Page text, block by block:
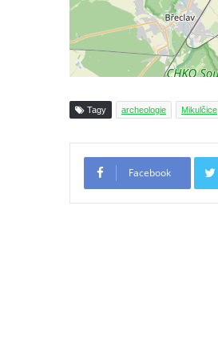
Tagy archeologie Mikulčice
Facebook